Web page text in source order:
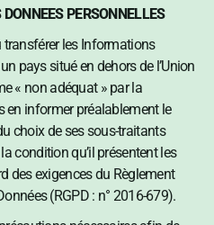
PERSONNELLES
transférer les Informations
pays situé en dehors de l’Union
« non adéquat » par la
en informer préalablement le
choix de ses sous-traitants
condition qu’il présentent les
des exigences du Règlement
(RGPD : n° 2016-679).